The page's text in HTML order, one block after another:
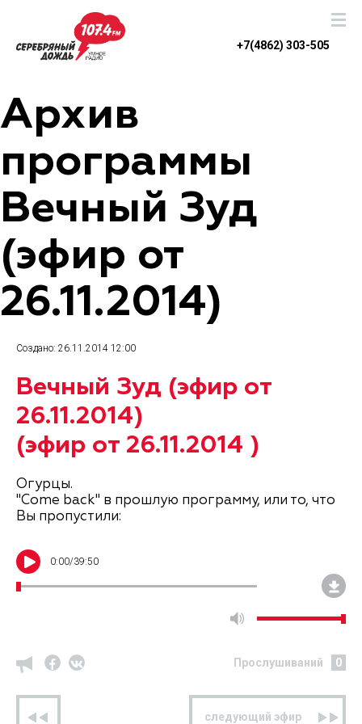
+7(4862) 303-505
Архив
программы
Вечный Зуд
(эфир от
26.11.2014)
Создано: 26.11.2014 12:00
Вечный Зуд (эфир от
26.11.2014)
(эфир от 26.11.2014 )
Огурцы.
"Come back" в прошлую программу, или то, что
Вы пропустили:
0:00/39:50
Прослушиваний 0
следующий эфир